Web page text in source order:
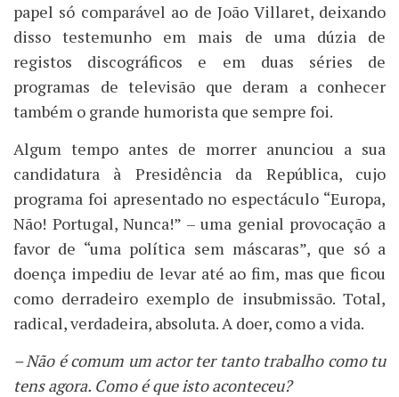
papel só comparável ao de João Villaret, deixando
disso testemunho em mais de uma dúzia de
registos discográficos e em duas séries de
programas de televisão que deram a conhecer
também o grande humorista que sempre foi.
Algum tempo antes de morrer anunciou a sua
candidatura à Presidência da República, cujo
programa foi apresentado no espectáculo “Europa,
Não! Portugal, Nunca!” – uma genial provocação a
favor de “uma política sem máscaras”, que só a
doença impediu de levar até ao fim, mas que ficou
como derradeiro exemplo de insubmissão. Total,
radical, verdadeira, absoluta. A doer, como a vida.
– Não é comum um actor ter tanto trabalho como tu
tens agora. Como é que isto aconteceu?